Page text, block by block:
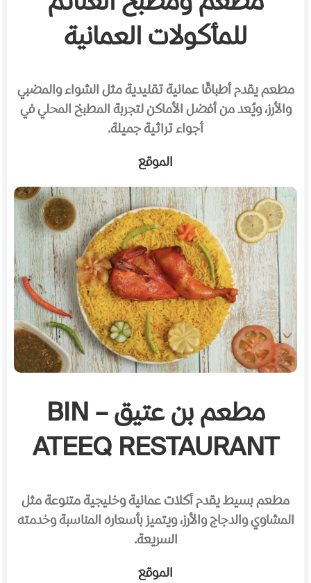
للمأكولات العمانية
مطعم يقدم أطباقًا عمانية تقليدية مثل الشواء والمضبي
والأرز، ويُعد من أفضل الأماكن لتجربة المطبخ المحلي في
أجواء تراثية جميلة.
الموقع
مطعم بن عتيق – BIN
ATEEQ RESTAURANT
مطعم بسيط يقدم أكلات عمانية وخليجية متنوعة مثل
المشاوي والدجاج والأرز، ويتميز بأسعاره المناسبة وخدمته
السريعة.
الموقع